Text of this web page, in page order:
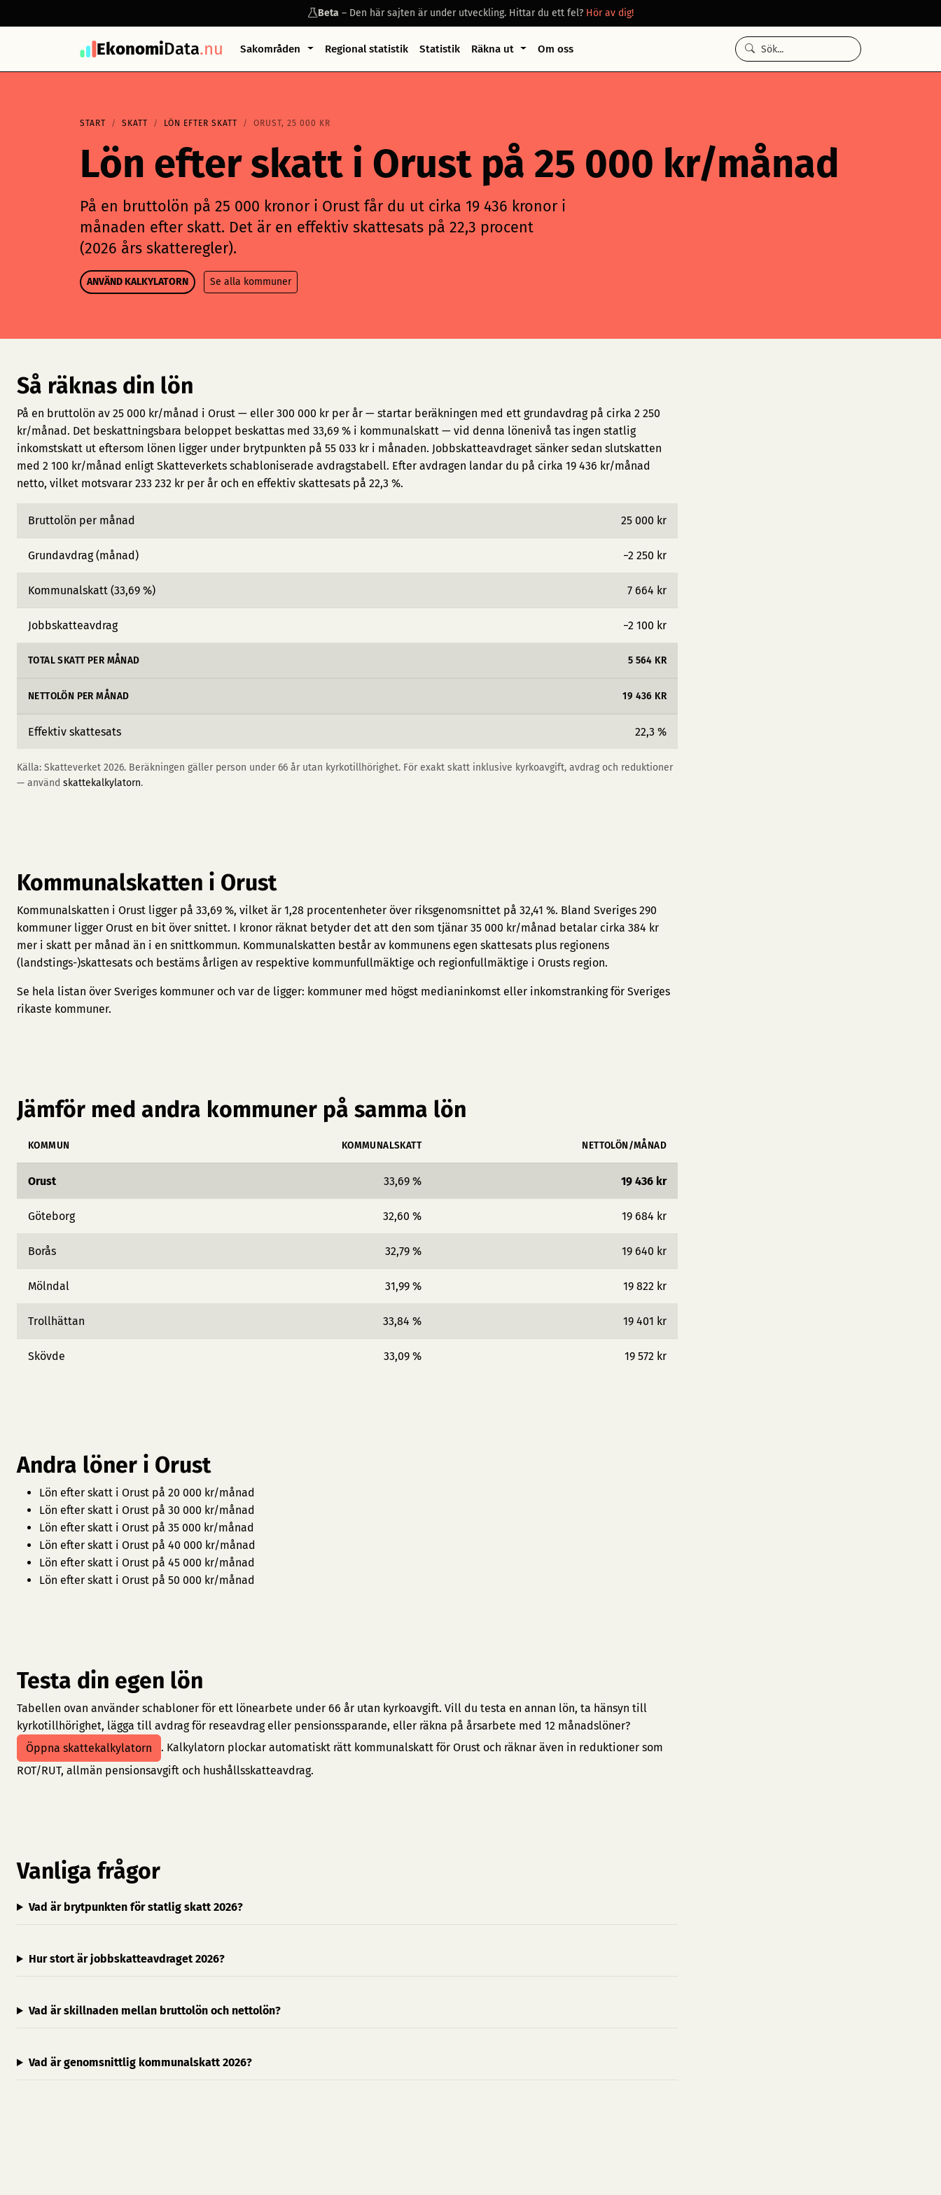
Beta– Den här sajten är under utveckling. Hittar du ett fel? Hör av dig!
EkonomiData.nu Sakområden Regional statistik Statistik Räkna ut Om oss
START SKATT LÖN EFTER SKATT ORUST, 25 000 KR
Lön efter skatt i Orust på 25 000 kr/månad
På en bruttolön på 25 000 kronor i Orust får du ut cirka 19 436 kronor i
månaden efter skatt. Det är en effektiv skattesats på 22,3 procent
(2026 års skatteregler).
ANVÄND KALKYLATORN Se alla kommuner
Så räknas din lön
På en bruttolön av 25 000 kr/månad i Orust — eller 300 000 kr per år — startar beräkningen med ett grundavdrag på cirka 2 250
kr/månad. Det beskattningsbara beloppet beskattas med 33,69 % i kommunalskatt — vid denna lönenivå tas ingen statlig
inkomstskatt ut eftersom lönen ligger under brytpunkten på 55 033 kr i månaden. Jobbskatteavdraget sänker sedan slutskatten
med 2 100 kr/månad enligt Skatteverkets schabloniserade avdragstabell. Efter avdragen landar du på cirka 19 436 kr/månad
netto, vilket motsvarar 233 232 kr per år och en effektiv skattesats på 22,3 %.
Bruttolön per månad 25 000 kr
Grundavdrag (månad) −2 250 kr
Kommunalskatt (33,69 %) 7 664 kr
Jobbskatteavdrag −2 100 kr
TOTAL SKATT PER MÅNAD 5 564 KR
NETTOLÖN PER MÅNAD 19 436 KR
Effektiv skattesats 22,3 %
Källa: Skatteverket 2026. Beräkningen gäller person under 66 år utan kyrkotillhörighet. För exakt skatt inklusive kyrkoavgift, avdrag och reduktioner
— använd skattekalkylatorn.
Kommunalskatten i Orust
Kommunalskatten i Orust ligger på 33,69 %, vilket är 1,28 procentenheter över riksgenomsnittet på 32,41 %. Bland Sveriges 290
kommuner ligger Orust en bit över snittet. I kronor räknat betyder det att den som tjänar 35 000 kr/månad betalar cirka 384 kr
mer i skatt per månad än i en snittkommun. Kommunalskatten består av kommunens egen skattesats plus regionens
(landstings-)skattesats och bestäms årligen av respektive kommunfullmäktige och regionfullmäktige i Orusts region.
Se hela listan över Sveriges kommuner och var de ligger: kommuner med högst medianinkomst eller inkomstranking för Sveriges
rikaste kommuner.
Jämför med andra kommuner på samma lön
KOMMUN KOMMUNALSKATT NETTOLÖN/MÅNAD
Orust 33,69 % 19 436 kr
Göteborg 32,60 % 19 684 kr
Borås 32,79 % 19 640 kr
Mölndal 31,99 % 19 822 kr
Trollhättan 33,84 % 19 401 kr
Skövde 33,09 % 19 572 kr
Andra löner i Orust
Lön efter skatt i Orust på 20 000 kr/månad
Lön efter skatt i Orust på 30 000 kr/månad
Lön efter skatt i Orust på 35 000 kr/månad
Lön efter skatt i Orust på 40 000 kr/månad
Lön efter skatt i Orust på 45 000 kr/månad
Lön efter skatt i Orust på 50 000 kr/månad
Testa din egen lön
Tabellen ovan använder schabloner för ett lönearbete under 66 år utan kyrkoavgift. Vill du testa en annan lön, ta hänsyn till
kyrkotillhörighet, lägga till avdrag för reseavdrag eller pensionssparande, eller räkna på årsarbete med 12 månadslöner?
Öppna skattekalkylatorn
. Kalkylatorn plockar automatiskt rätt kommunalskatt för Orust och räknar även in reduktioner som
ROT/RUT, allmän pensionsavgift och hushållsskatteavdrag.
Vanliga frågor
Vad är brytpunkten för statlig skatt 2026?
Hur stort är jobbskatteavdraget 2026?
Vad är skillnaden mellan bruttolön och nettolön?
Vad är genomsnittlig kommunalskatt 2026?